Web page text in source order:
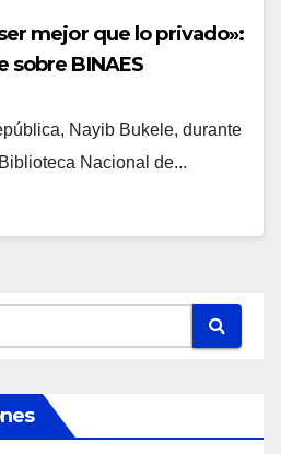
mejor que lo privado»:
sobre BINAES
Nayib Bukele, durante
Nacional de...